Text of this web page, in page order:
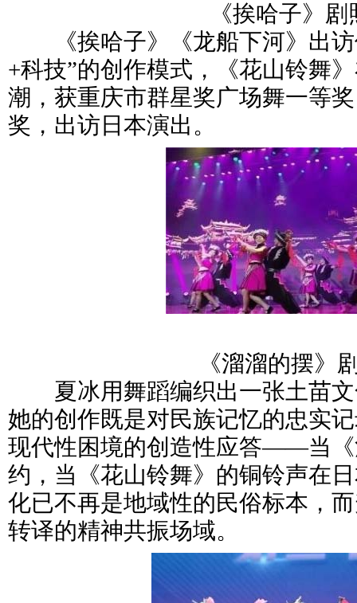
《挨哈子》剧
《挨哈子》《龙船下河》出访
+科技”的创作模式，《花山铃舞
潮，获重庆市群星奖广场舞一等
奖，出访日本演出。
《溜溜的摆》
夏冰用舞蹈编织出一张土苗文
她的创作既是对民族记忆的忠实
现代性困境的创造性应答——当《
约，当《花山铃舞》的铜铃声在
化已不再是地域性的民俗标本，
转译的精神共振场域。